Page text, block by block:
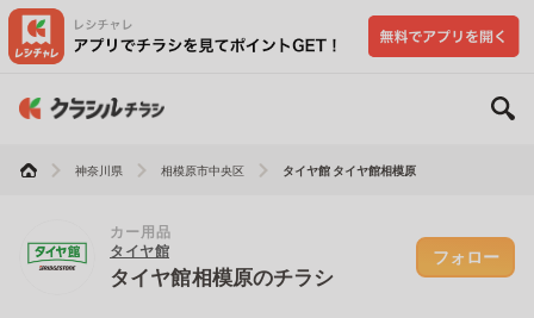
神奈川県 相模原市中央区 タイヤ館 タイヤ館相模原
カー用品
タイヤ館
タイヤ館相模原のチラシ
フォロー